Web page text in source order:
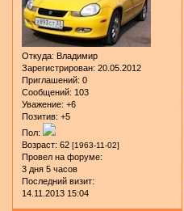
Откуда: Владимир
Зарегистрирован: 20.05.2012
Приглашений: 0
Сообщений: 103
Уважение: +6
Позитив: +5
Пол:
Возраст: 62 [1963-11-02]
Провел на форуме:
3 дня 5 часов
Последний визит:
14.11.2013 15:04